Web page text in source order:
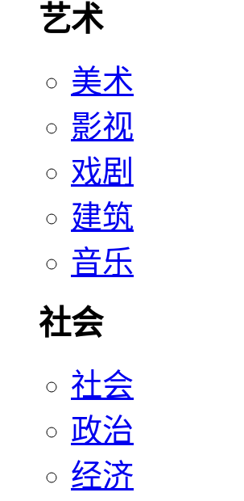
艺术
美术
影视
戏剧
建筑
音乐
社会
社会
政治
经济